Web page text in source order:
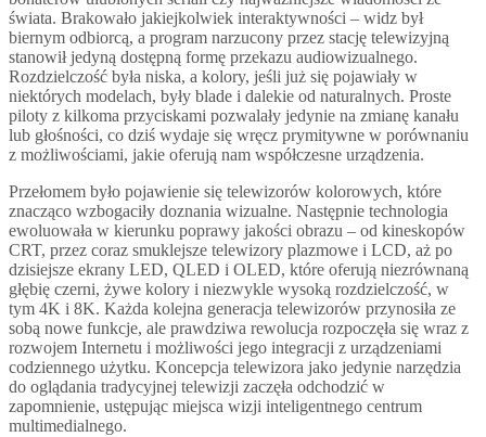
świata. Brakowało jakiejkolwiek interaktywności – widz był
biernym odbiorcą, a program narzucony przez stację telewizyjną
stanowił jedyną dostępną formę przekazu audiowizualnego.
Rozdzielczość była niska, a kolory, jeśli już się pojawiały w
niektórych modelach, były blade i dalekie od naturalnych. Proste
piloty z kilkoma przyciskami pozwalały jedynie na zmianę kanału
lub głośności, co dziś wydaje się wręcz prymitywne w porównaniu
z możliwościami, jakie oferują nam współczesne urządzenia.
Przełomem było pojawienie się telewizorów kolorowych, które
znacząco wzbogaciły doznania wizualne. Następnie technologia
ewoluowała w kierunku poprawy jakości obrazu – od kineskopów
CRT, przez coraz smuklejsze telewizory plazmowe i LCD, aż po
dzisiejsze ekrany LED, QLED i OLED, które oferują niezrównaną
głębię czerni, żywe kolory i niezwykle wysoką rozdzielczość, w
tym 4K i 8K. Każda kolejna generacja telewizorów przynosiła ze
sobą nowe funkcje, ale prawdziwa rewolucja rozpoczęła się wraz z
rozwojem Internetu i możliwości jego integracji z urządzeniami
codziennego użytku. Koncepcja telewizora jako jedynie narzędzia
do oglądania tradycyjnej telewizji zaczęła odchodzić w
zapomnienie, ustępując miejsca wizji inteligentnego centrum
multimedialnego.